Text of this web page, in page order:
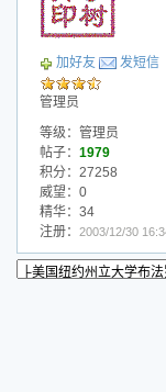
加好友 发短信
管理员
等级：管理员
帖子： 1979
积分：27258
威望：0
精华：34
注册： 2003/12/30